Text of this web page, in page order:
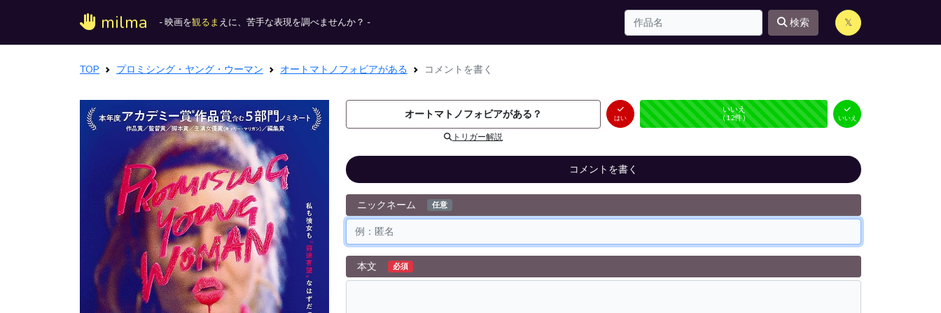
milma - 映画を観るま えに、苦手な表現を調べませんか？ - 検索 𝕏
TOP プロミシング・ヤング・ウーマン オートマトノフォビアがある コメントを書く
オートマトノフォビアがある？
トリガー解説
はい
はい
（0件）
未投票
いいえ
（12件） いいえ
コメントを書く
ニックネーム 任意
本文 必須